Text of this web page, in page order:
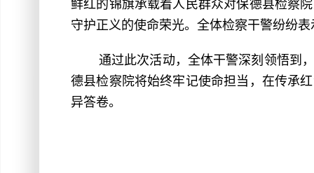
鲜红的锦旗承载着人民群众对保德县检察
守护正义的使命荣光。全体检察干警纷纷
通过此次活动，全体干警深刻领悟到
德县检察院将始终牢记使命担当，在传承
异答卷。